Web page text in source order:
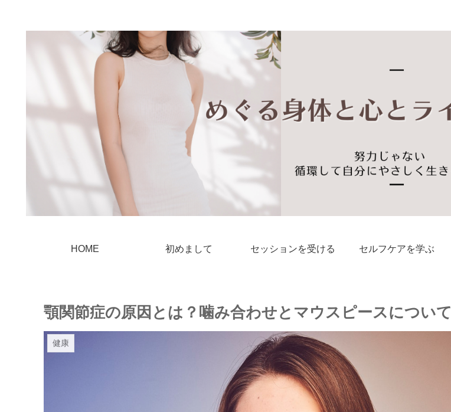
HOME 初めまして セッションを受ける セルフケアを学ぶ
顎関節症の原因とは？噛み合わせとマウスピースについて
健康